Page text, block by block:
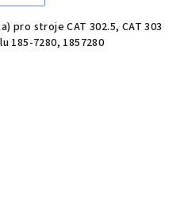
pro stroje CAT 302.5, CAT 303
185-7280, 1857280